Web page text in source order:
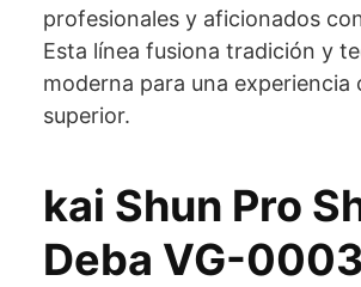
profesionales y aficionados
Esta línea fusiona tradición y
moderna para una experiencia
superior.
kai Shun Pro
Deba VG-0003